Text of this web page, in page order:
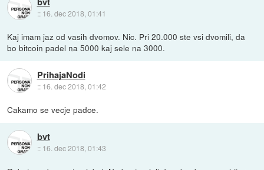
:: 16. dec 2018, 01:41
Kaj imam jaz od vasih dvomov. Nic. Pri 20.000 ste vsi dvomili, da
bo bitcoin padel na 5000 kaj sele na 3000.
PrihajaNodi
:: 16. dec 2018, 01:42
Cakamo se vecje padce.
bvt
:: 16. dec 2018, 01:43